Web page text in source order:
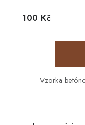
100 Kč
Vzorka